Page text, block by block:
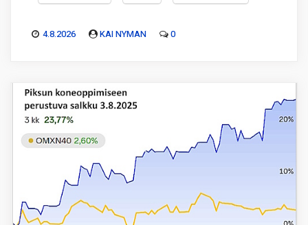
4.8.2026 KAI NYMAN 0